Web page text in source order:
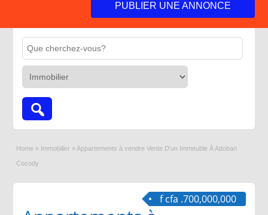
PUBLIER UNE ANNONCE
Home » Immobilier » Appartements à vendre Vente D’un Immeuble À Attoban
Cocody
f cfa .700,000,000